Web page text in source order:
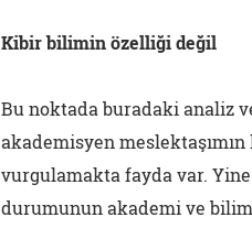
Kibir bilimin özelliği değil
Bu noktada buradaki analiz
akademisyen
vurgulamakta fayda var.
durumunun akademi ve